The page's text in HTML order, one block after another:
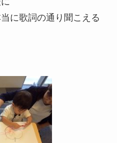
に歌詞の通り聞こえる